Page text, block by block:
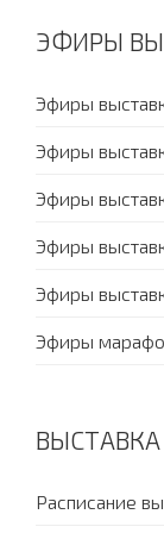
ЭФИРЫ
Эфиры
Эфиры
Эфиры
Эфиры
Эфиры
Эфиры
Расписание